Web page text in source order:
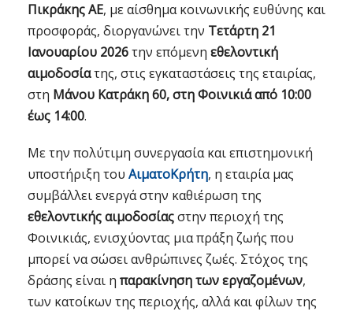
Πικράκης ΑΕ, με αίσθημα κοινωνικής ευθύνης και
προσφοράς, διοργανώνει την Τετάρτη 21
Ιανουαρίου 2026την επόμενη εθελοντική
αιμοδοσίατης, στις εγκαταστάσεις της εταιρίας,
στη Μάνου Κατράκη 60, στη Φοινικιά από 10:00
έως 14:00.
Με την πολύτιμη συνεργασία και επιστημονική
υποστήριξη του ΑιματοΚρήτη, η εταιρία μας
συμβάλλει ενεργά στην καθιέρωση της
εθελοντικής αιμοδοσίαςστην περιοχή της
Φοινικιάς, ενισχύοντας μια πράξη ζωής που
μπορεί να σώσει ανθρώπινες ζωές. Στόχος της
δράσης είναι η παρακίνηση των εργαζομένων,
των κατοίκων της περιοχής, αλλά και φίλων της